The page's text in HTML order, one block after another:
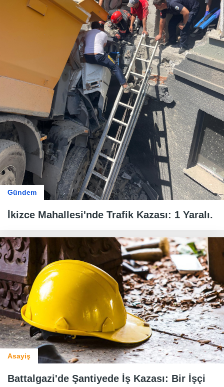
Gündem
İkizce Mahallesi'nde Trafik Kazası: 1 Yaralı.
Asayiş
Battalgazi'de Şantiyede İş Kazası: Bir İşçi